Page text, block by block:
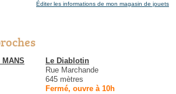
Éditer les informations de mon magasin de jouets
Le Diablotin
Rue Marchande
645 mètres
Fermé, ouvre à 10h